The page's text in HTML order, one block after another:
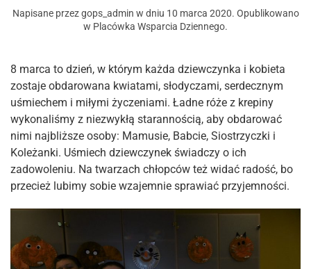
Napisane przezgops_admin w dniu 10 marca 2020. Opublikowano
w Placówka Wsparcia Dziennego.
8 marca to dzień, w którym każda dziewczynka i kobieta
zostaje obdarowana kwiatami, słodyczami, serdecznym
uśmiechem i miłymi życzeniami. Ładne róże z krepiny
wykonaliśmy z niezwykłą starannością, aby obdarować
nimi najbliższe osoby: Mamusie, Babcie, Siostrzyczki i
Koleżanki. Uśmiech dziewczynek świadczy o ich
zadowoleniu. Na twarzach chłopców też widać radość, bo
przecież lubimy sobie wzajemnie sprawiać przyjemności.